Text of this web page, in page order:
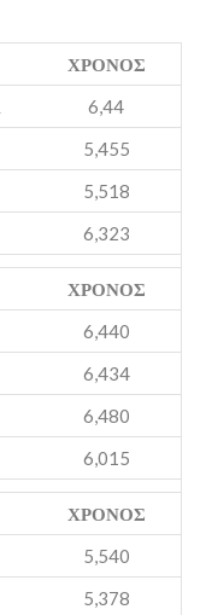
ΧΡΟΝΟΣ
6,44
5,455
5,518
6,323
ΧΡΟΝΟΣ
6,440
6,434
6,480
6,015
ΧΡΟΝΟΣ
5,540
5,378